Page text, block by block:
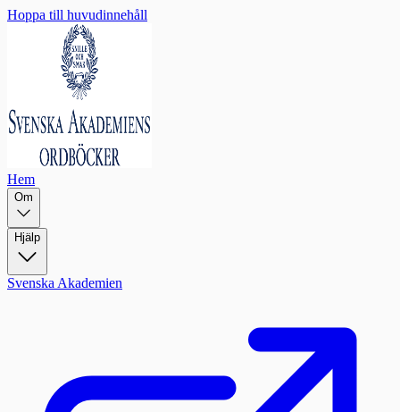
Hoppa till huvudinnehåll
Hem
Om
Hjälp
Svenska Akademien